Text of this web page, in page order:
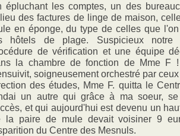
épluchant les comptes, un des
des factures de linge de maison,
en éponge, du type de celles que
hôtels de plage. Suspicieux notre
de vérification et une équipe
la chambre de fonction de Mme F
soigneusement orchestré par
des études, Mme F. quitta le
un autre qui grâce à ma soeur,
et qui aujourd'hui est devenu un
la paire de mule devait voisiner 9
du Centre des Mesnuls.